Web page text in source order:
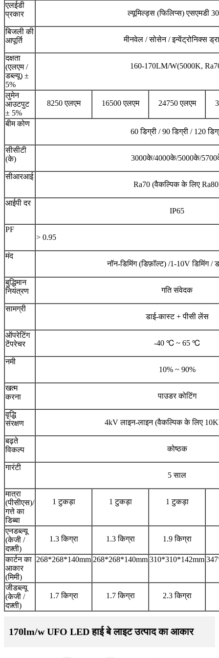
एलईडी
प्रकार
ल्यूमिल्ड्स (फिलिप्स) एसएमडी
बिजली की
आपूर्ति
मीनवेल / सोसेन / इन्वेंट्रोनिक्स
दक्षता
(एलएम /
डब्ल्यू) ±
5%
160-170LM/W(5000K,
लुमेन
आउटपुट
± 5%
8250 एलएम 16500 एलएम 24750 एलएम
बीम कोण
60 डिग्री / 90 डिग्री / 120
सीसीटी
(के)
3000के/4000के/5000के/
सीआरआई
Ra70 (वैकल्पिक के लिए
आईपी ​​दर
IP65
PF
> 0.95
मंद
नॉन-डिमिंग (डिफ़ॉल्ट) /1-10V डिमिंग /
बुद्धिमान
नियंत्रण
गति संवेदक
सामग्री
डाई-कास्ट + पीसी लेंस
ऑपरेटिंग
टेंपरेचर
-40 ℃ ~ 65 ℃
नमी
10% ~ 90%
खत्म
करना
पाउडर कोटिंग
वृद्धि
संरक्षण
4kV लाइन-लाइन (वैकल्पिक के लिए
बढ़ते
विकल्प
कोष्ठक
गारंटी
5 साल
मात्रा
(पीसीएस)/
गत्ते का
डिब्बा
1 टुकड़ा 1 टुकड़ा 1 टुकड़ा
एनडब्ल्यू
(केजी /
दफ़्ती)
1.3 किग्रा 1.3 किग्रा 1.9 किग्रा
कार्टन का
आकार
(मिमी)
268*268*140mm 268*268*140mm 310*310*142mm
जीडब्ल्यू
(केजी /
दफ़्ती)
1.7 किग्रा 1.7 किग्रा 2.3 किग्रा
170lm/w UFO LED हाई बे लाइट उत्पाद का आकार